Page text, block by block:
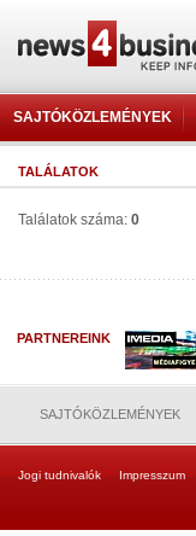
SAJTÓKÖZLEMÉNYEK
TALÁLATOK
Találatok száma: 0
PARTNEREINK
SAJTÓKÖZLEMÉNYEK
Jogi tudnivalók Impresszum